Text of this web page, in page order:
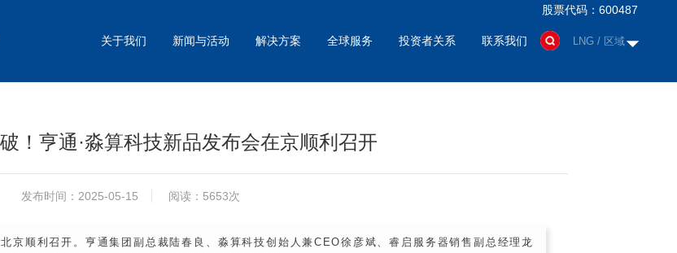
关于我们 新闻与活动 解决方案 全球服务 投资者关系 联系我们 LNG / 区域
股票代码：600487
！亨通·淼算科技新品发布会在京顺利召开
发布时间：2025-05-15 阅读：5653次
京顺利召开。 亨通集团副总裁陆春良、淼算科技创始人兼CEO徐彦斌、睿启服务器销售副总经理龙